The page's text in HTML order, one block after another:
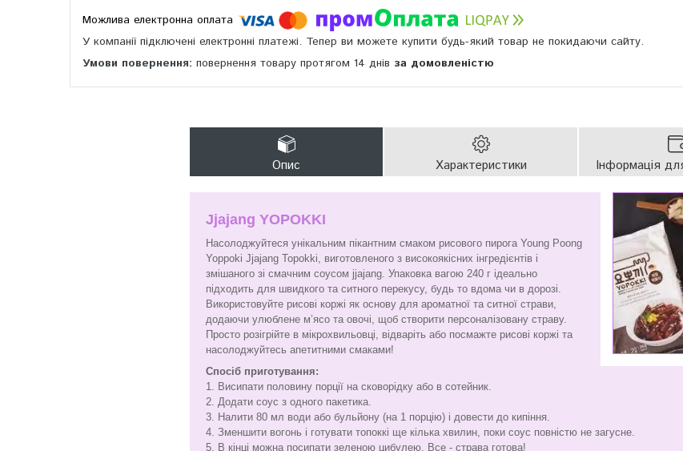
У компанії підключені електронні платежі. Тепер ви можете купити будь-який товар не покидаючи сайту.
повернення товару протягом 14 днів за домовленістю
Опис Характеристики Інформація
Jjajang YOPOKKI
Насолоджуйтеся унікальним пікантним смаком рисового пирога Young Poong
Yoppoki Jjajang Topokki, виготовленого з високоякісних інгредієнтів і
змішаного зі смачним соусом jjajang. Упаковка вагою 240 г ідеально
підходить для швидкого та ситного перекусу, будь то вдома чи в дорозі.
Використовуйте рисові коржі як основу для ароматної та ситної страви,
додаючи улюблене м’ясо та овочі, щоб створити персоналізовану страву.
Просто розігрійте в мікрохвильовці, відваріть або посмажте рисові коржі та
насолоджуйтесь апетитними смаками!
Спосіб приготування:
1. Висипати половину порції на сковорідку або в сотейник.
2. Додати соус з одного пакетика.
3. Налити 80 мл води або бульйону (на 1 порцію) і довести до кипіння.
4. Зменшити вогонь і готувати топоккі ще кілька хвилин, поки соус повністю не загусне.
5. В кінці можна посипати зеленою цибулею. Все - страва готова!